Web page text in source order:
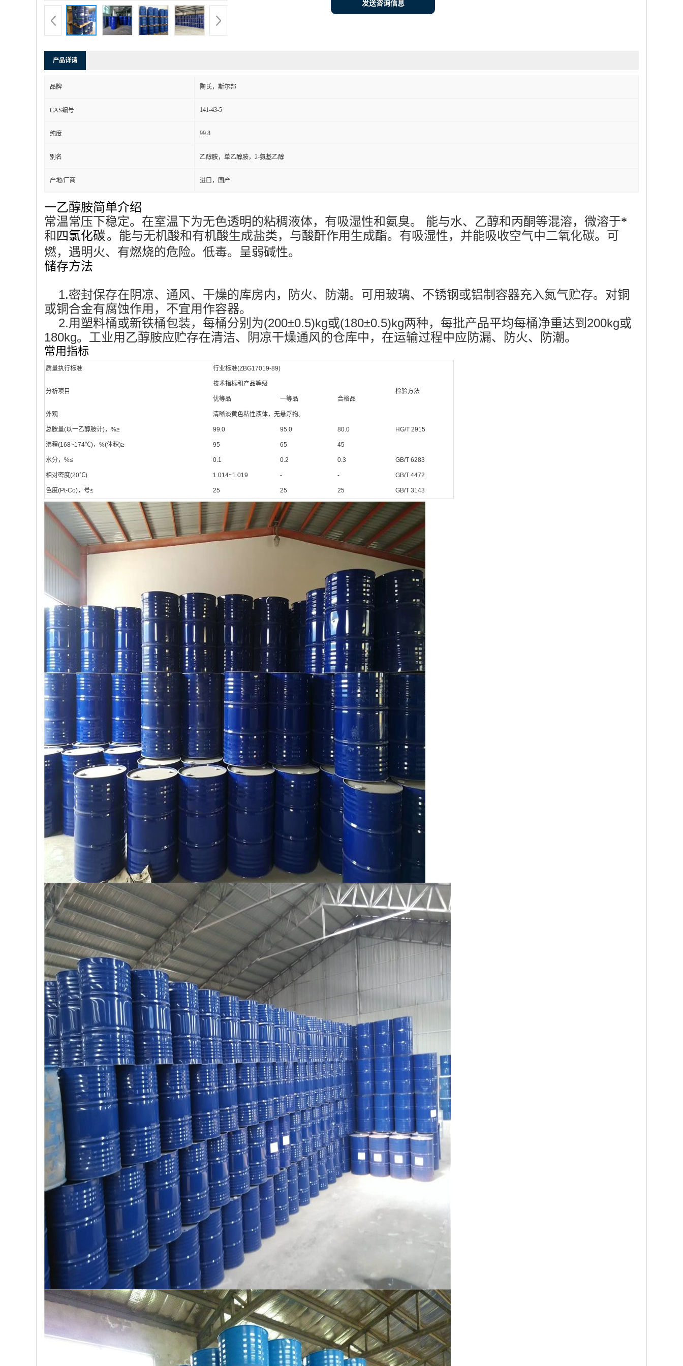
发送咨询信息
产品详请
品牌 陶氏，斯尔邦
CAS编号 141-43-5
纯度 99.8
别名 乙醇胺，单乙醇胺，2-氨基乙醇
产地/厂商 进口，国产
一乙醇胺简单介绍
常温常压下稳定。在室温下为无色透明的粘稠液体，有吸湿性和氨臭。 能与水、乙醇和丙酮等混溶，微溶于*
和 四氯化碳。能与无机酸和有机酸生成盐类，与酸酐作用生成酯。有吸湿性，并能吸收空气中二氧化碳。可
燃，遇明火、有燃烧的危险。低毒。呈弱碱性。
储存方法
1.密封保存在阴凉、通风、干燥的库房内，防火、防潮。可用玻璃、不锈钢或铝制容器充入氮气贮存。对铜
或铜合金有腐蚀作用，不宜用作容器。
2.用塑料桶或新铁桶包装，每桶分别为(200±0.5)kg或(180±0.5)kg两种，每批产品平均每桶净重达到200kg或
180kg。工业用乙醇胺应贮存在清洁、阴凉干燥通风的仓库中，在运输过程中应防漏、防火、防潮。
常用指标
质量执行标准 行业标准(ZBG17019-89)
分析项目
技术指标和产品等级
检验方法
优等品
一等品 合格品
外观 清晰淡黄色粘性液体，无悬浮物。
总胺量(以一乙醇胺计)，%≥ 99.0 95.0 80.0 HG/T 2915
沸程(168~174℃)，%(体积)≥ 95 65 45
水分，%≤ 0.1 0.2 0.3 GB/T 6283
相对密度(20℃) 1.014~1.019 - - GB/T 4472
色度(Pt-Co)，号≤ 25 25 25 GB/T 3143